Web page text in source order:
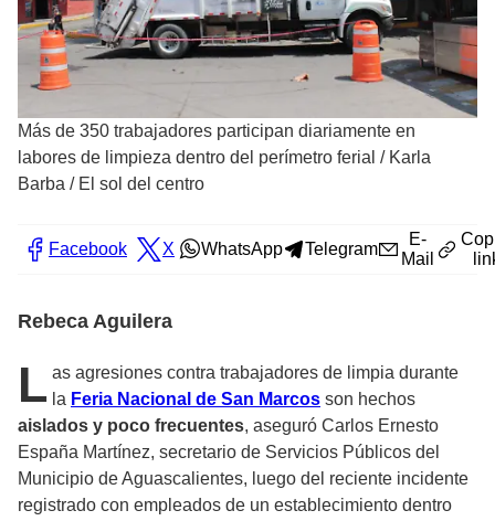
Más de 350 trabajadores participan diariamente en
labores de limpieza dentro del perímetro ferial / Karla
Barba / El sol del centro
Facebook X WhatsApp Telegram
E-
Mail
Rebeca Aguilera
L as agresiones contra trabajadores de limpia durante
la Feria Nacional de San Marcos son hechos
aislados y poco frecuentes, aseguró Carlos Ernesto
España Martínez, secretario de Servicios Públicos del
Municipio de Aguascalientes, luego del reciente incidente
registrado con empleados de un establecimiento dentro